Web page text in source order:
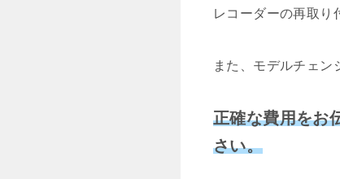
レコーダーの再取り
また、モデルチェン
正確な費用をお
さい。